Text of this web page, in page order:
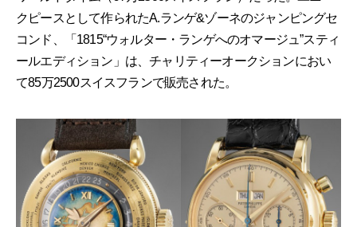
クピースとして作られたA.ランゲ&ゾーネのジャンピングセ
コンド、「1815“ウォルター・ランゲへのオマージュ”スティ
ールエディション」は、チャリティーオークションにおい
て85万2500スイスフランで販売された。